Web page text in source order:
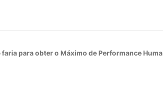
para obter o Máximo de Performance